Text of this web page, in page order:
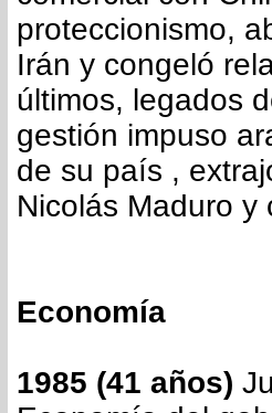
proteccionismo,
Irán y congeló
últimos, legados
gestión impuso
de su país ,
Nicolás Maduro
Economía
1985 (41 años)